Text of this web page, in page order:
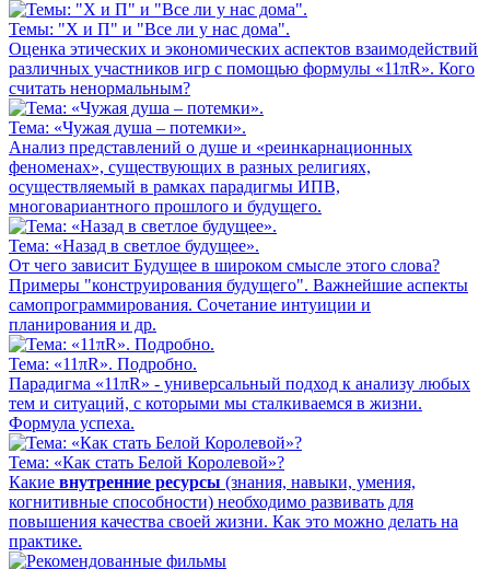
Темы: "Х и П" и "Все ли у нас дома".
Оценка этических и экономических аспектов взаимодействий
различных участников игр с помощью формулы «11πR». Кого
считать ненормальным?
Тема: «Чужая душа – потемки».
Анализ представлений о душе и «реинкарнационных
феноменах», существующих в разных религиях,
осуществляемый в рамках парадигмы ИПВ,
многовариантного прошлого и будущего.
Тема: «Назад в светлое будущее».
От чего зависит Будущее в широком смысле этого слова?
Примеры "конструирования будущего". Важнейшие аспекты
самопрограммирования. Сочетание интуиции и
планирования и др.
Тема: «11πR». Подробно.
Парадигма «11πR» - универсальный подход к анализу любых
тем и ситуаций, с которыми мы сталкиваемся в жизни.
Формула успеха.
Тема: «Как стать Белой Королевой»?
Какие внутренние ресурсы (знания, навыки, умения,
когнитивные способности) необходимо развивать для
повышения качества своей жизни. Как это можно делать на
практике.